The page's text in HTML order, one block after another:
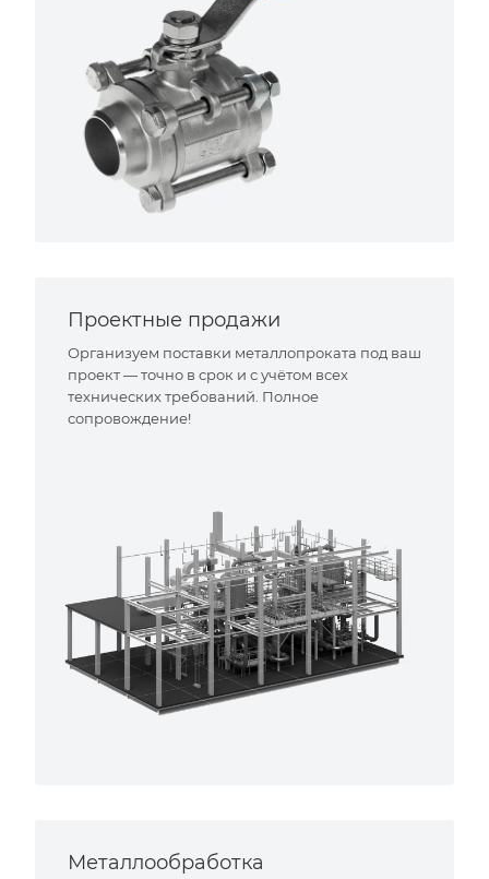
Проектные продажи
Организуем поставки металлопроката под ваш
проект — точно в срок и с учётом всех
технических требований. Полное
сопровождение!
Металлообработка